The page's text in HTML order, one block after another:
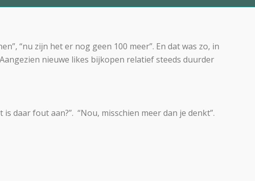
“nu zijn het er nog geen 100 meer”. En dat was zo, in
nieuwe likes bijkopen relatief steeds duurder
daar fout aan?”. “Nou, misschien meer dan je denkt”.